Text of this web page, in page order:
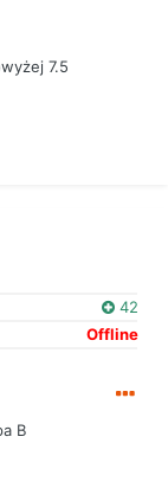
7.5
42
Offline
B